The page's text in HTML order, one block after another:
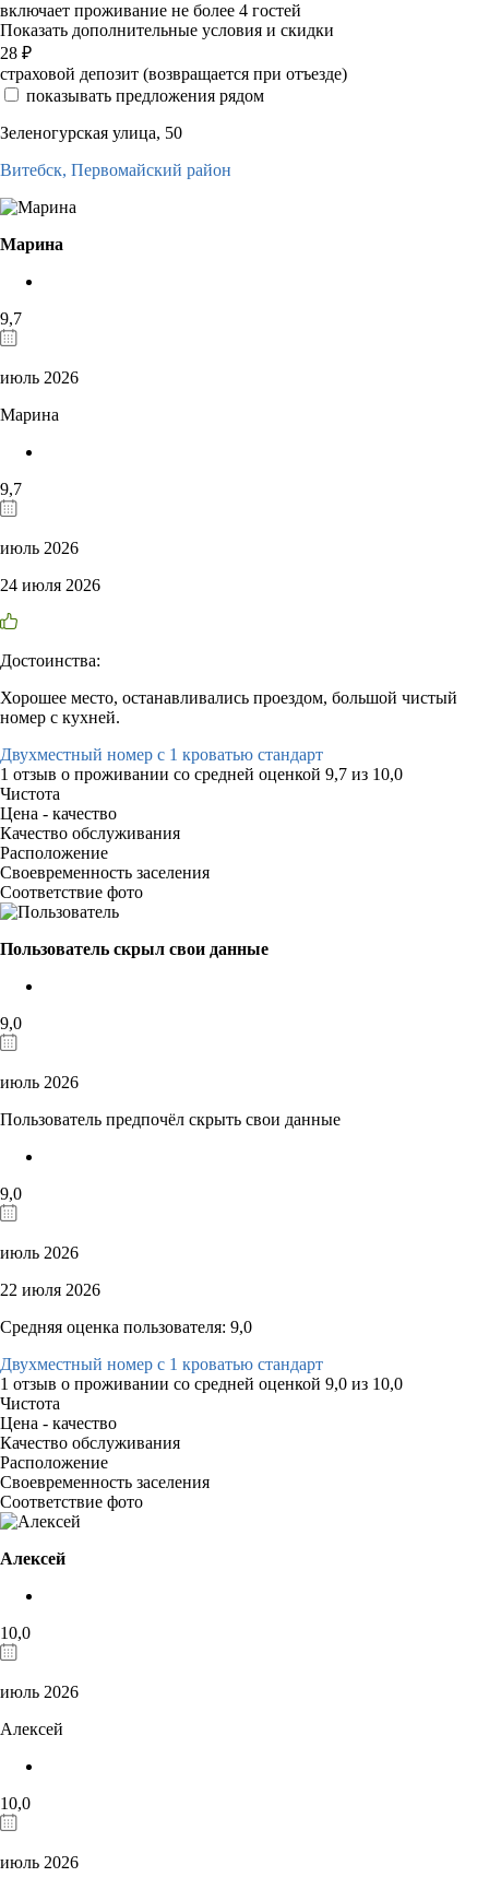
включает проживание не более 4 гостей
Показать дополнительные условия и скидки
28 ₽
страховой депозит (возвращается при отъезде)
показывать предложения рядом
Зеленогурская улица, 50
Витебск, Первомайский район
Марина
9,7
июль 2026
Марина
9,7
июль 2026
24 июля 2026
Достоинства:
Хорошее место, останавливались проездом, большой чистый
номер с кухней.
Двухместный номер с 1 кроватью стандарт
1 отзыв о проживании со средней оценкой 9,7 из 10,0
Чистота
Цена - качество
Качество обслуживания
Расположение
Своевременность заселения
Соответствие фото
Пользователь скрыл свои данные
9,0
июль 2026
Пользователь предпочёл скрыть свои данные
9,0
июль 2026
22 июля 2026
Средняя оценка пользователя: 9,0
Двухместный номер с 1 кроватью стандарт
1 отзыв о проживании со средней оценкой 9,0 из 10,0
Чистота
Цена - качество
Качество обслуживания
Расположение
Своевременность заселения
Соответствие фото
Алексей
10,0
июль 2026
Алексей
10,0
июль 2026